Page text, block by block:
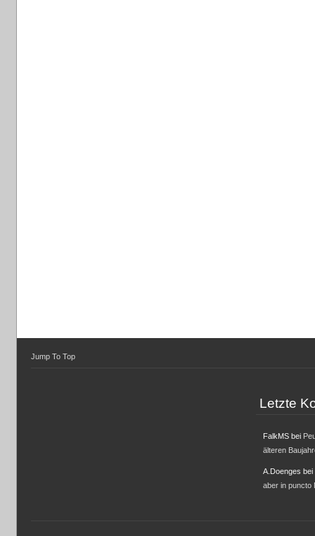
Jump To Top
Letzte
FalkMSbei
älteren
A.Doenges bei
aber in puncto